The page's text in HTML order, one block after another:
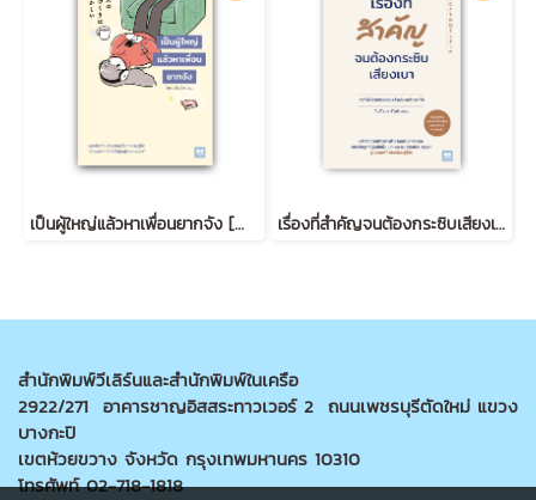
เป็นผู้ใหญ่แล้วหาเพื่อนยากจัง [大人の友だちづくりはむずかしい] เรื่องที่สำคัญจนต้องกระซิบเสียงเบา (苦しかったときの話をしようか)
สำนักพิมพ์วีเลิร์นและสำนักพิมพ์ในเครือ
2922/271 อาคารชาญอิสสระทาวเวอร์ 2 ถนนเพชรบุรีตัดใหม่ แขวง
บางกะปิ
เขตห้วยขวาง จังหวัด กรุงเทพมหานคร 10310
โทรศัพท์ 02-718-1818